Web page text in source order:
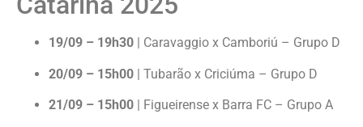
19/09 – 19h30 | Caravaggio x Camboriú – Grupo D
20/09 – 15h00 | Tubarão x Criciúma – Grupo D
21/09 – 15h00 | Figueirense x Barra FC – Grupo A